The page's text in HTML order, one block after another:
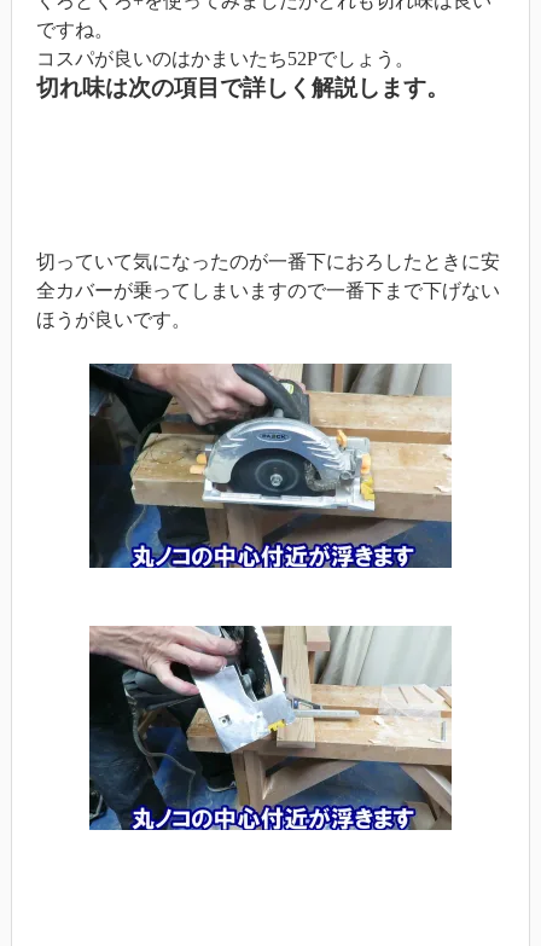
ですね。
コスパが良いのはかまいたち52Pでしょう。
切れ味は次の項目で詳しく解説します。
切っていて気になったのが一番下におろしたときに安
全カバーが乗ってしまいますので一番下まで下げない
ほうが良いです。